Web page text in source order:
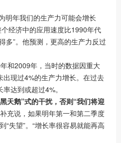
明年我们的生产力可能会增长
经济中的应用速度比1990年代
多”。他预测，更高的生产力反过
和2009年，当时的数据因重大
现过4%的生产力增长。在过去
达到或超过4%。
天鹅”式的干扰，否则“我们将迎
充说，如果明年第一和第二季度
“失望”。“增长率很容易就能再高